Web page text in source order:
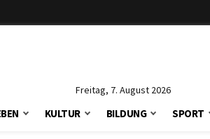
Freitag, 7. August 2026
KULTUR BILDUNG SPORT